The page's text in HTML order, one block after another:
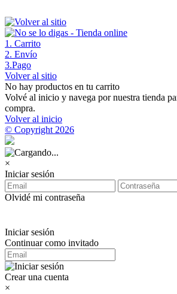
1 . Carrito
2. Envío
3.Pago
Volver al sitio
No hay productos en tu carrito
Volvé al inicio y navega por nuestra tienda
compra.
Volver al inicio
© Copyright 2026
×
Iniciar sesión
Olvidé mi contraseña
Iniciar sesión
Continuar como invitado
Crear una cuenta
×